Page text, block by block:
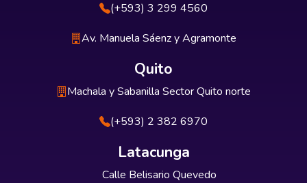
(+593) 3 299 4560
Av. Manuela Sáenz y Agramonte
Quito
Machala y Sabanilla Sector Quito norte
(+593) 2 382 6970
Latacunga
Calle Belisario Quevedo